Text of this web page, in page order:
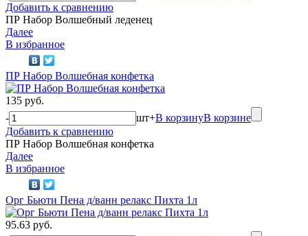
Добавить к сравнению
ПР Набор Волшебный леденец
Далее
В избранное
ПР Набор Волшебная конфетка
135 руб.
-
шт+В корзинуВ корзине
Добавить к сравнению
ПР Набор Волшебная конфетка
Далее
В избранное
Орг Бьюти Пена д/ванн релакс Пихта 1л
95.63 руб.